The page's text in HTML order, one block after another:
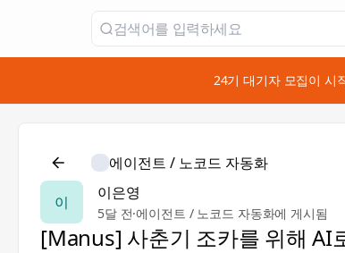
📣 24기 대기자 모집이 시
에이전트 / 노코드 자동화
이
이은영
5달 전·에이전트 / 노코드 자동화에 게시됨
[Manus] 사춘기 조카를 위해 AI